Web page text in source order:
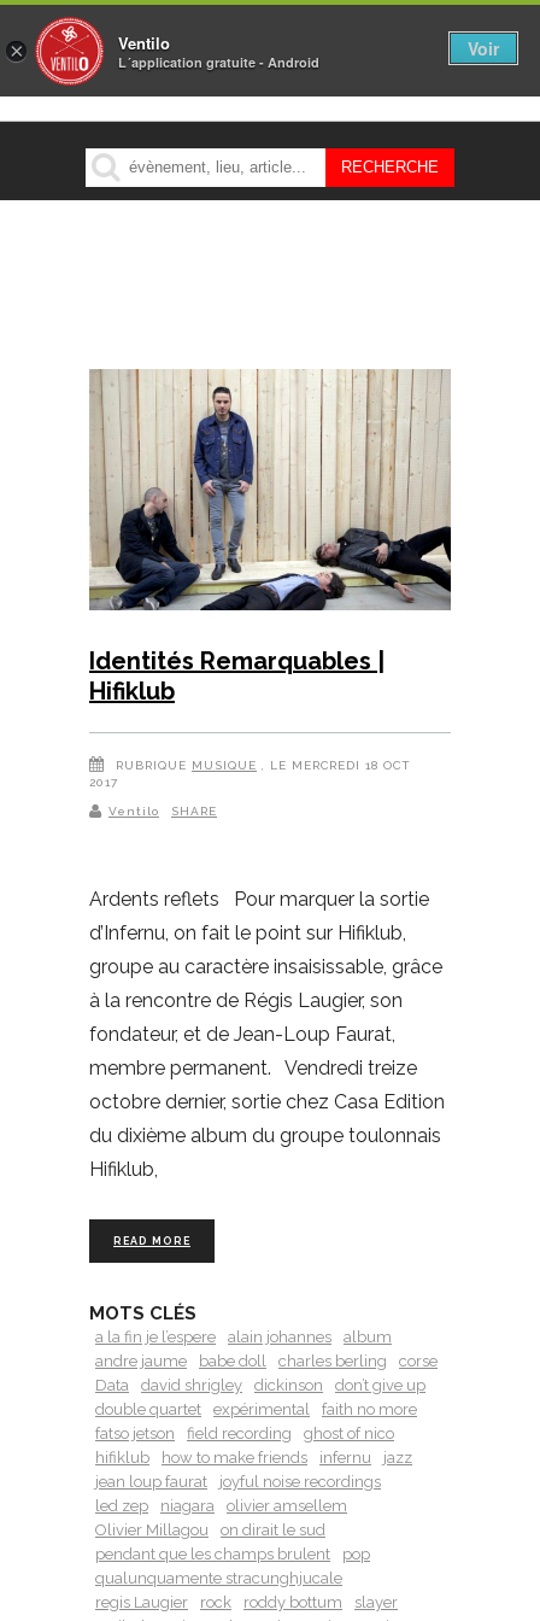
MENU
Identités Remarquables |
Hifiklub
RUBRIQUE MUSIQUE
, LE MERCREDI 18 OCT
2017
Ventilo SHARE
Ardents reflets Pour marquer la sortie
d’Infernu, on fait le point sur Hifiklub,
groupe au caractère insaisissable, grâce
à la rencontre de Régis Laugier, son
fondateur, et de Jean-Loup Faurat,
membre permanent. Vendredi treize
octobre dernier, sortie chez Casa Edition
du dixième album du groupe toulonnais
Hifiklub,
READ MORE
MOTS CLÉS
a la fin je l’espere alain johannes
album
andre jaume
babe doll charles berling
corse
Data
david shrigley dickinson
don’t give up
double quartet
expérimental
faith no more
fatso jetson
field recording
ghost of nico
hifiklub
how to make friends infernu
jazz
jean loup faurat
joyful noise recordings
led zep
niagara
olivier amsellem
Olivier Millagou
on dirait le sud
pendant que les champs brulent
pop
qualunquamente stracunghjucale
regis Laugier
rock roddy bottum
slayer
× Ventilo
L´application gratuite - Android
Voir